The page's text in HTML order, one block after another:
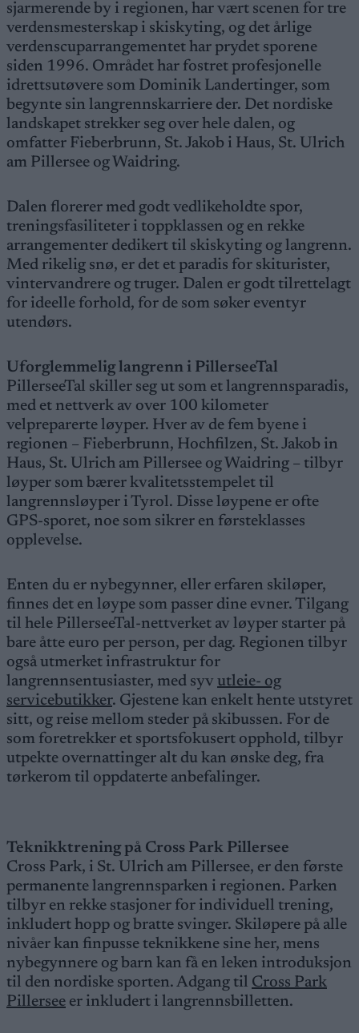
sjarmerende by i regionen, har vært scenen for tre
verdensmesterskap i skiskyting, og det årlige
verdenscuparrangementet har prydet sporene
siden 1996. Området har fostret profesjonelle
idrettsutøvere som Dominik Landertinger, som
begynte sin langrennskarriere der. Det nordiske
landskapet strekker seg over hele dalen, og
omfatter Fieberbrunn, St. Jakob i Haus, St. Ulrich
am Pillersee og Waidring.
Dalen florerer med godt vedlikeholdte spor,
treningsfasiliteter i toppklassen og en rekke
arrangementer dedikert til skiskyting og langrenn.
Med rikelig snø, er det et paradis for skiturister,
vintervandrere og truger. Dalen er godt tilrettelagt
for ideelle forhold, for de som søker eventyr
utendørs.
Uforglemmelig langrenn i PillerseeTal
PillerseeTal skiller seg ut som et langrennsparadis,
med et nettverk av over 100 kilometer
velpreparerte løyper. Hver av de fem byene i
regionen – Fieberbrunn, Hochfilzen, St. Jakob in
Haus, St. Ulrich am Pillersee og Waidring – tilbyr
løyper som bærer kvalitetsstempelet til
langrennsløyper i Tyrol. Disse løypene er ofte
GPS-sporet, noe som sikrer en førsteklasses
opplevelse.
Enten du er nybegynner, eller erfaren skiløper,
finnes det en løype som passer dine evner. Tilgang
til hele PillerseeTal-nettverket av løyper starter på
bare åtte euro per person, per dag. Regionen tilbyr
også utmerket infrastruktur for
langrennsentusiaster, med syv utleie- og
servicebutikker. Gjestene kan enkelt hente utstyret
sitt, og reise mellom steder på skibussen. For de
som foretrekker et sportsfokusert opphold, tilbyr
utpekte overnattinger alt du kan ønske deg, fra
tørkerom til oppdaterte anbefalinger.
Teknikktrening på Cross Park Pillersee
Cross Park, i St. Ulrich am Pillersee, er den første
permanente langrennsparken i regionen. Parken
tilbyr en rekke stasjoner for individuell trening,
inkludert hopp og bratte svinger. Skiløpere på alle
nivåer kan finpusse teknikkene sine her, mens
nybegynnere og barn kan få en leken introduksjon
til den nordiske sporten. Adgang til Cross Park
Pillersee er inkludert i langrennsbilletten.